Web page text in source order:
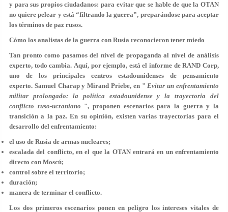
y para sus propios ciudadanos: para evitar que se hable de que la OTAN
no quiere pelear y está “filtrando la guerra”, preparándose para aceptar
los términos de paz rusos.
Cómo los analistas de la guerra con Rusia reconocieron tener miedo
Tan pronto como pasamos del nivel de propaganda al nivel de análisis
experto, todo cambia. Aquí, por ejemplo, está el informe de RAND Corp,
uno de los principales centros estadounidenses de pensamiento
experto. Samuel Charap y Mirand Priebe, en "Evitar un enfrentamiento
militar prolongado: la política estadounidense y la trayectoria del
conflicto ruso-ucraniano ", proponen escenarios para la guerra y la
transición a la paz. En su opinión, existen varias trayectorias para el
desarrollo del enfrentamiento:
el uso de Rusia de armas nucleares;
escalada del conflicto, en el que la OTAN entrará en un enfrentamiento
directo con Moscú;
control sobre el territorio;
duración;
manera de terminar el conflicto.
Los dos primeros escenarios ponen en peligro los intereses vitales de